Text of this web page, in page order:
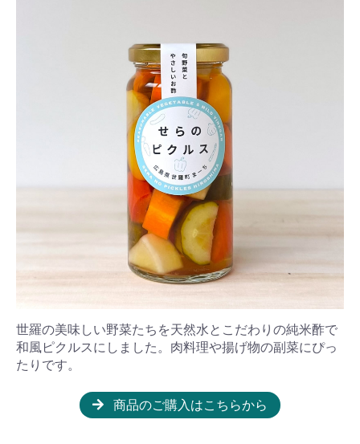
世羅の美味しい野菜たちを天然水とこだわりの純米酢で
和風ピクルスにしました。肉料理や揚げ物の副菜にぴっ
たりです。
商品のご購入はこちらから